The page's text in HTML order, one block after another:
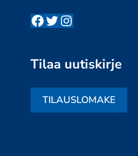
Facebook
Twitter
Instagram
Tilaa uutiskirje
TILAUSLOMAKE